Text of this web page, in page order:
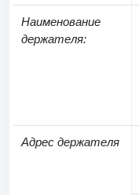
Наименование
держателя:
Адрес держателя